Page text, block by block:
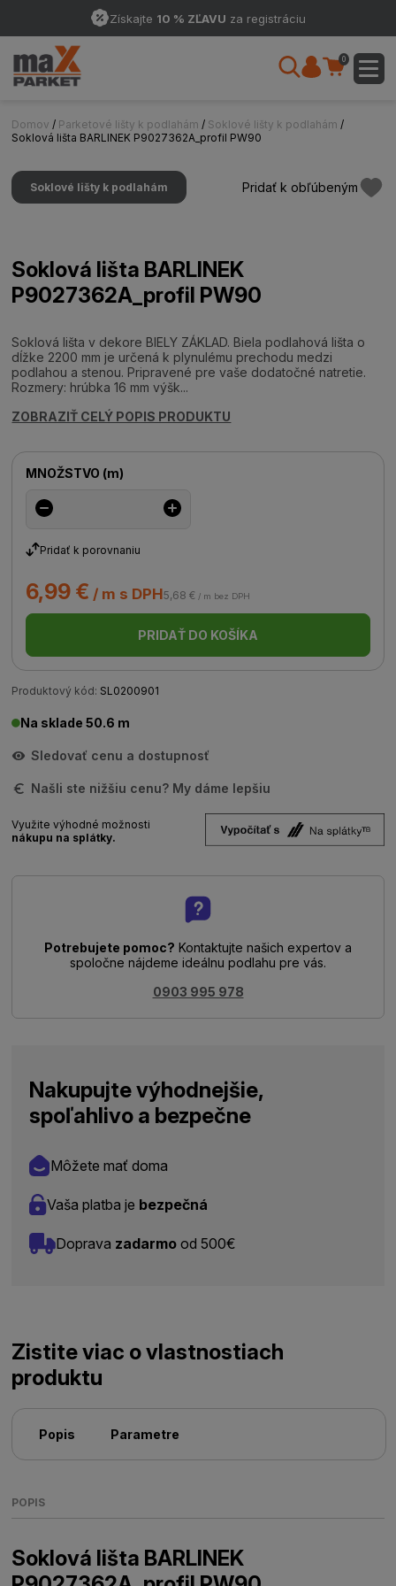
Získajte 10 % ZĽAVU za registráciu
0
Domov / Parketové lišty k podlahám / Soklové lišty k podlahám /
Soklová lišta BARLINEK P9027362A_profil PW90
Soklové lišty k podlahám Pridať k obľúbeným
Soklová lišta BARLINEK
P9027362A_profil PW90
Soklová lišta v dekore BIELY ZÁKLAD. Biela podlahová lišta o
dĺžke 2200 mm je určená k plynulému prechodu medzi
podlahou a stenou. Pripravené pre vaše dodatočné natretie.
Rozmery: hrúbka 16 mm výšk...
ZOBRAZIŤ CELÝ POPIS PRODUKTU
MNOŽSTVO (m)
Pridať k porovnaniu
6,99 € / m s DPH5,68 € / m bez DPH
PRIDAŤ DO KOŠÍKA
Produktový kód: SL0200901
Na sklade 50.6 m
Sledovať cenu a dostupnosť
Našli ste nižšiu cenu? My dáme lepšiu
Využite výhodné možnosti
nákupu na splátky.
Potrebujete pomoc? Kontaktujte našich expertov a
spoločne nájdeme ideálnu podlahu pre vás.
0903 995 978
Nakupujte výhodnejšie,
spoľahlivo a bezpečne
Môžete mať doma
Vaša platba je bezpečná
Doprava zadarmo od 500€
Zistite viac o vlastnostiach
produktu
Popis Parametre
POPIS
Soklová lišta BARLINEK